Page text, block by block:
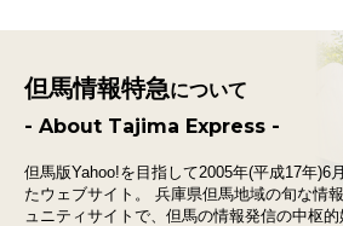
但馬情報特急について
- About Tajima Express -
但馬版Yahoo!を目指して2005年(平成17年)6
たウェブサイト。
兵庫県但馬地域の旬な情
ュニティサイトで、 但馬の情報発信の中枢